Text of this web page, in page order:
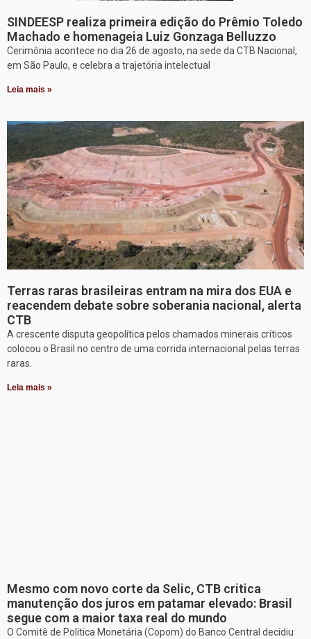
SINDEESP realiza primeira edição do Prêmio Toledo
Machado e homenageia Luiz Gonzaga Belluzzo
Cerimônia acontece no dia 26 de agosto, na sede da CTB Nacional,
em São Paulo, e celebra a trajetória intelectual
Leia mais »
Terras raras brasileiras entram na mira dos EUA e
reacendem debate sobre soberania nacional, alerta
CTB
A crescente disputa geopolítica pelos chamados minerais críticos
colocou o Brasil no centro de uma corrida internacional pelas terras
raras.
Leia mais »
Mesmo com novo corte da Selic, CTB critica
manutenção dos juros em patamar elevado: Brasil
segue com a maior taxa real do mundo
O Comitê de Política Monetária (Copom) do Banco Central decidiu